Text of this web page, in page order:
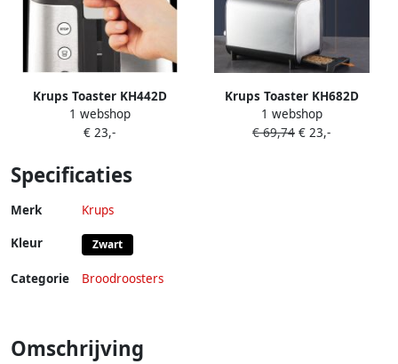
Krups Toaster KH442D
Control Line 6 niveaus extra
functies liftfunctie
1 webshop
€ 23,-
Krups Toaster KH682D
Excellence aanraakgevoelige
toetsen liftfunctie 8
1 webshop
€ 69,74 € 23,-
Specificaties
Merk Krups
Kleur Zwart
Categorie Broodroosters
Omschrijving